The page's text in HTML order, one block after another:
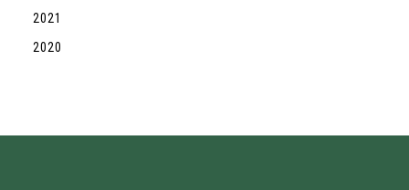
2021
2020